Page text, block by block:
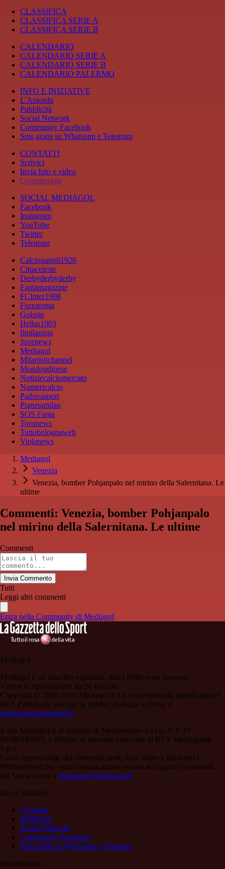
CLASSIFICA
CLASSIFICA SERIE A
CLASSIFICA SERIE B
CALENDARIO
CALENDARIO SERIE A
CALENDARIO SERIE B
CALENDARIO PALERMO
INFO E INIZIATIVE
L'Azienda
Pubblicità
Social Network
Community Facebook
Sms gratis su Whatsapp e Telegram
CONTATTI
Scrivici
Invia foto e video
Commerciale
SOCIAL MEDIAGOL
Facebook
Instagram
YouTube
Twitter
Telegram
Calcionapoli1926
Cittaceleste
Derbyderbyderby
Fantamagazine
FCInter1908
Forzaroma
Golssip
Hellas1903
Ilmilanista
Juvenews
Mediagol
Milanistichannel
Mondoudinese
Notiziecalciomercato
Numericalcio
Padovasport
Pianetamilan
SOS Fanta
Toronews
Tuttobolognaweb
Violanews
Mediagol
Venezia
Venezia, bomber Pohjanpalo nel mirino della Salernitana. Le
ultime
Commenti: Venezia, bomber Pohjanpalo
nel mirino della Salernitana. Le ultime
Commenti
Invia Commento
Tutti
Leggi altri commenti
Entra nella Community di Mediagol
Mediagol
Mediagol è un marchio registrato, tutti i diritti sono riservati.
Vietata la riproduzione anche parziale.
Copyright © 2020-2026 Mediagol.it La concessionaria pubblicitaria è
RCS Pubblicità; solo per la pubblicità locale scrivere a
redazione@mediagol.it
Il sito Mediagol.it di titolarità di Mediaeditors S.r.l.s., C.F./PI
06198340827, è affiliato al network Gazzanet di RCS Mediagroup
S.p.a..
Unico responsabile dei contenuti (testi, foto, video e grafiche) è
Mediaeditors; per ogni comunicazione avente ad oggetto i contenuti
del Sito scrivere a redazione@mediagol.it
Info e Iniziative
l’azienda
Pubblicità
Social Network
Community Facebook
Sms gratis su Whatsapp e Telegram
Informazioni